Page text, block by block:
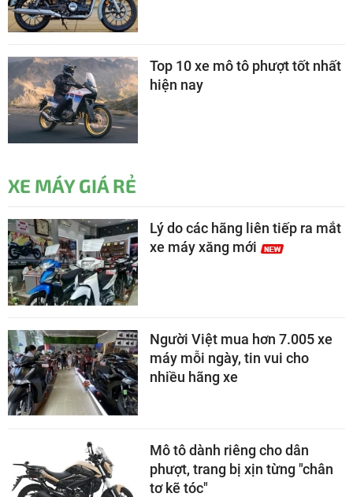
Top 10 xe mô tô phượt tốt nhất
hiện nay
XE MÁY GIÁ RẺ
Lý do các hãng liên tiếp ra mắt
xe máy xăng mới
Người Việt mua hơn 7.005 xe
máy mỗi ngày, tin vui cho
nhiều hãng xe
Mô tô dành riêng cho dân
phượt, trang bị xịn từng "chân
tơ kẽ tóc"